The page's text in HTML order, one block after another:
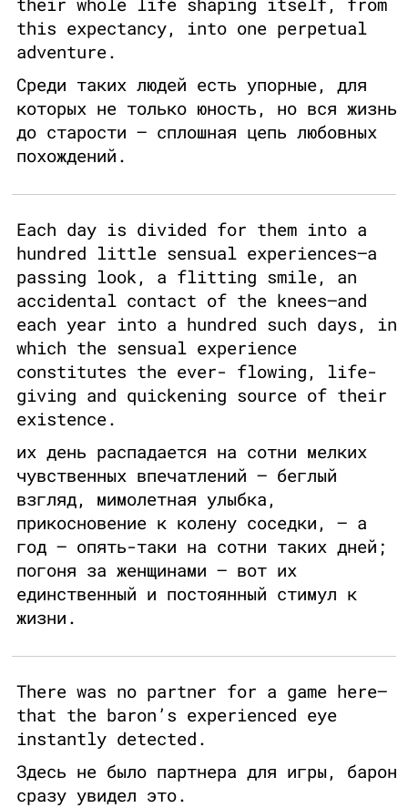
this expectancy, into one perpetual
adventure.
Среди таких людей есть упорные, для
которых не только юность, но вся жизнь
до старости – сплошная цепь любовных
похождений.
Each day is divided for them into a
hundred little sensual experiences—a
passing look, a flitting smile, an
accidental contact of the knees—and
each year into a hundred such days, in
which the sensual experience
constitutes the ever- flowing, life-
giving and quickening source of their
existence.
их день распадается на сотни мелких
чувственных впечатлений – беглый
взгляд, мимолетная улыбка,
прикосновение к колену соседки, – а
год – опять-таки на сотни таких дней;
погоня за женщинами – вот их
единственный и постоянный стимул к
жизни.
There was no partner for a game here—
that the baron’s experienced eye
instantly detected.
Здесь не было партнера для игры, барон
сразу увидел это.